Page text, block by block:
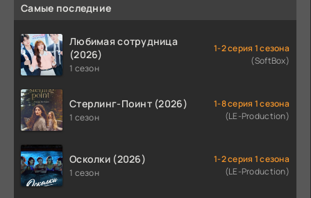
Самые последние
Любимая сотрудница
(2026)
1 сезон
1-2 серия 1 сезона
(SoftBox)
Стерлинг-Поинт (2026)
1 сезон
1-8 серия 1 сезона
(LE-Production)
Осколки (2026)
1 сезон
1-2 серия 1 сезона
(LE-Production)